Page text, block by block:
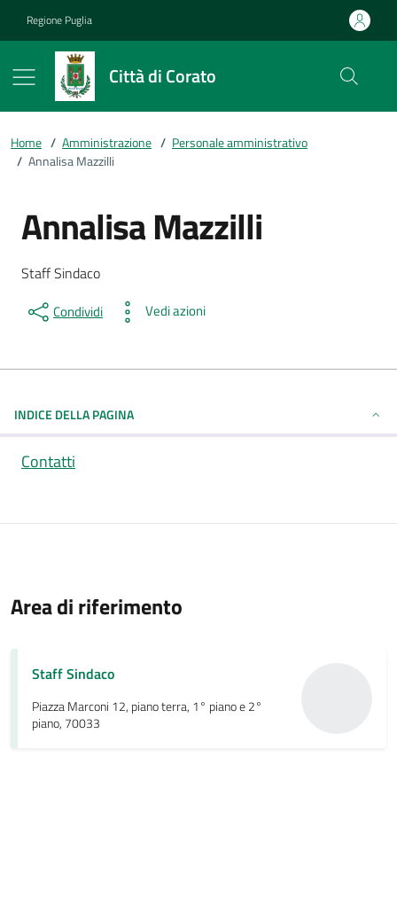
Regione Puglia
Città di Corato
Home / Amministrazione / Personale amministrativo
/ Annalisa Mazzilli
Annalisa Mazzilli
Dettagli della persona
Descrizione breve
Staff Sindaco
Condividi Vedi azioni
INDICE DELLA PAGINA
Contatti
Area di riferimento
Staff Sindaco
Piazza Marconi 12, piano terra, 1° piano e 2°
piano, 70033